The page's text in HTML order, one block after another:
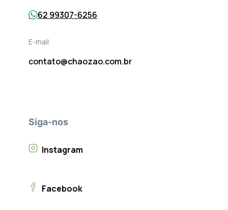
62 99307-6256
E-mail
contato@chaozao.com.br
Siga-nos
Instagram
Facebook